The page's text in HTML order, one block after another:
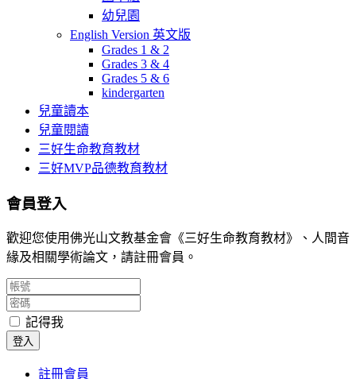
幼兒園
English Version 英文版
Grades 1 & 2
Grades 3 & 4
Grades 5 & 6
kindergarten
兒童讀本
兒童閱讀
三好生命教育教材
三好MVP品德教育教材
會員登入
歡迎您使用佛光山文教基金會《三好生命教育教材》、人間音
緣及相關學術論文，請註冊會員。
記得我
登入
註冊會員